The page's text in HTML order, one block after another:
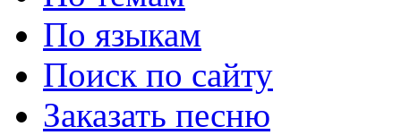
По языкам
Поиск по сайту
Заказать песню